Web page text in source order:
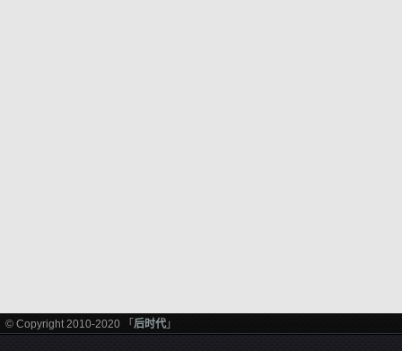
© Copyright 2010-2020 「 后时代 」